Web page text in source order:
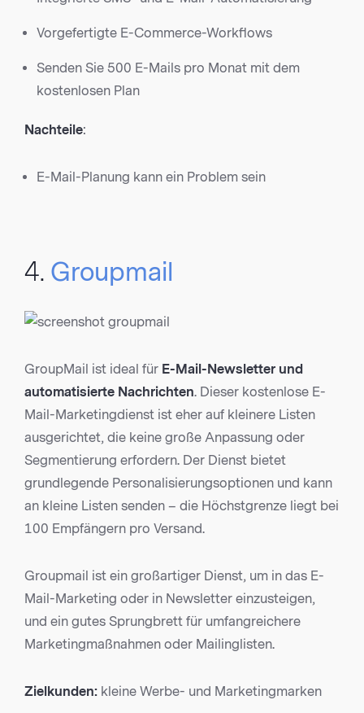
Vorgefertigte E-Commerce-Workflows
Senden Sie 500 E-Mails pro Monat mit dem
kostenlosen Plan
Nachteile:
E-Mail-Planung kann ein Problem sein
4. Groupmail
GroupMail ist ideal für E-Mail-Newsletter und
automatisierte Nachrichten. Dieser kostenlose E-
Mail-Marketingdienst ist eher auf kleinere Listen
ausgerichtet, die keine große Anpassung oder
Segmentierung erfordern. Der Dienst bietet
grundlegende Personalisierungsoptionen und kann
an kleine Listen senden – die Höchstgrenze liegt bei
100 Empfängern pro Versand.
Groupmail ist ein großartiger Dienst, um in das E-
Mail-Marketing oder in Newsletter einzusteigen,
und ein gutes Sprungbrett für umfangreichere
Marketingmaßnahmen oder Mailinglisten.
Zielkunden: kleine Werbe- und Marketingmarken